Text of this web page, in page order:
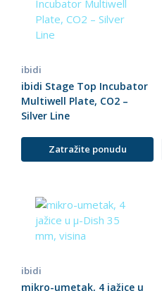
ibidi
ibidi Stage Top Incubator
Multiwell Plate, CO2 –
Silver Line
Zatražite ponudu
ibidi
mikro-umetak, 4 jažice u